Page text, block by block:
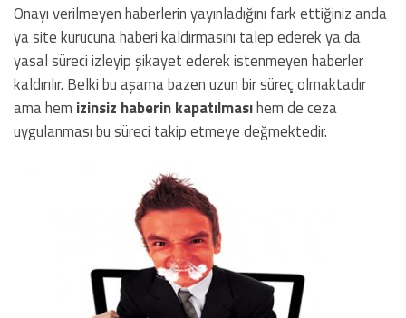
Onayı verilmeyen haberlerin yayınladığını fark ettiğiniz anda
ya site kurucuna haberi kaldırmasını talep ederek ya da
yasal süreci izleyip şikayet ederek istenmeyen haberler
kaldırılır. Belki bu aşama bazen uzun bir süreç olmaktadır
ama hem izinsiz haberin kapatılmasıhem de ceza
uygulanması bu süreci takip etmeye değmektedir.